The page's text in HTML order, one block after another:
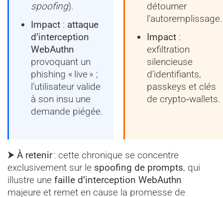
spoofing).
Impact : attaque
d’interception
WebAuthn
provoquant un
phishing « live » ;
l’utilisateur valide
à son insu une
demande piégée.
détourner
l’autoremplissage.
Impact:
exfiltration
silencieuse
d’identifiants,
passkeys et clés
de crypto‑wallets.
⮞ À retenir: cette chronique se concentre
exclusivement sur le spoofing de prompts, qui
illustre une faille d’interception WebAuthn
majeure et remet en cause la promesse de